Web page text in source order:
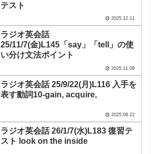
テスト
2025.12.11
ラジオ英会話
25/11/7(金)L145「say」「tell」の使
い分け文法ポイント
2025.11.08
ラジオ英会話 25/9/22(月)L116 入手を
表す動詞10-gain, acquire,
2025.09.22
ラジオ英会話 26/1/7(水)L183 復習テ
スト look on the inside